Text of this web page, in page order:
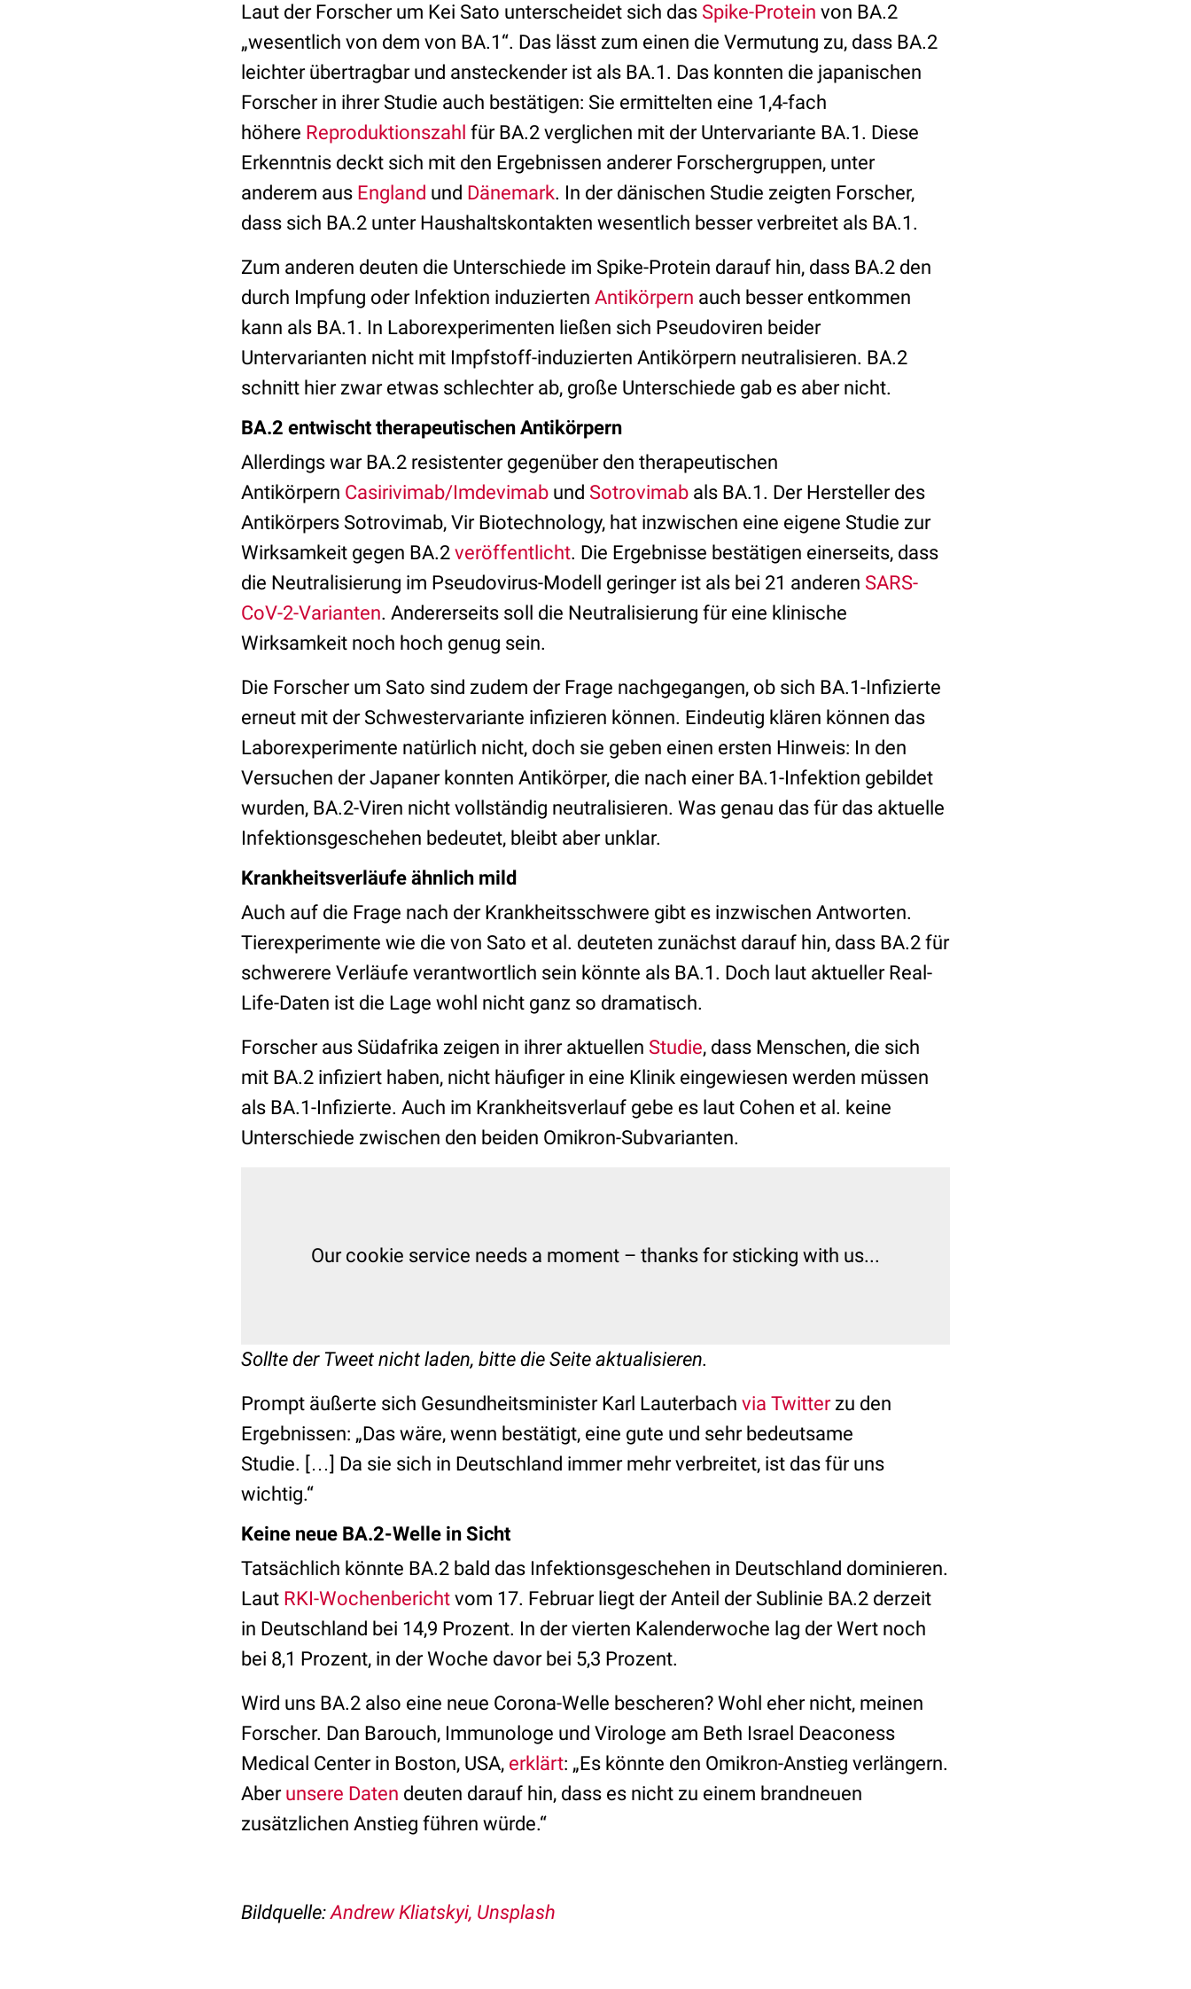
Laut der Forscher um Kei Sato unterscheidet sich das Spike-Protein von BA.2
„wesentlich von dem von BA.1 “. Das lässt zum einen die Vermutung zu, dass BA.2
leichter übertragbar und ansteckender ist als BA.1 . Das konnten die japanischen
Forscher in ihrer Studie auch bestätigen: Sie ermittelten eine 1,4-fach
höhere Reproduktionszahl für BA.2 verglichen mit der Untervariante BA.1. Diese
Erkenntnis deckt sich mit den Ergebnissen anderer Forschergruppen, unter
anderem aus England und Dänemark. In der dänischen Studie zeigten Forscher,
dass sich BA.2 unter Haushaltskontakten wesentlich besser verbreitet als BA.1.
Zum anderen deuten die Unterschiede im Spike-Protein darauf hin, dass BA.2 den
durch Impfung oder Infektion induzierten Antikörpern auch besser entkommen
kann als BA.1. In Laborexperimenten ließen sich Pseudoviren beider
Untervarianten nicht mit Impfstoff-induzierten Antikörpern neutralisieren. BA.2
schnitt hier zwar etwas schlechter ab, große Unterschiede gab es aber nicht.
BA.2 entwischt therapeutischen Antikörpern
Allerdings war BA.2 resistenter gegenüber den therapeutischen
Antikörpern Casirivimab/Imdevimab und Sotrovimab als BA.1. Der Hersteller des
Antikörpers Sotrovimab, Vir Biotechnology, hat inzwischen eine eigene Studie zur
Wirksamkeit gegen BA.2 veröffentlicht. Die Ergebnisse bestätigen einerseits, dass
die Neutralisierung im Pseudovirus-Modell geringer ist als bei 21 anderen SARS-
CoV-2-Varianten. Andererseits soll die Neutralisierung für eine klinische
Wirksamkeit noch hoch genug sein.
Die Forscher um Sato sind zudem der Frage nachgegangen, ob sich BA.1-Infizierte
erneut mit der Schwestervariante infizieren können. Eindeutig klären können das
Laborexperimente natürlich nicht, doch sie geben einen ersten Hinweis: In den
Versuchen der Japaner konnten Antikörper, die nach einer BA.1-Infektion gebildet
wurden, BA.2-Viren nicht vollständig neutralisieren. Was genau das für das aktuelle
Infektionsgeschehen bedeutet, bleibt aber unklar.
Krankheitsverläufe ähnlich mild
Auch auf die Frage nach der Krankheitsschwere gibt es inzwischen Antworten.
Tierexperimente wie die von Sato et al. deuteten zunächst darauf hin, dass BA.2 für
schwerere Verläufe verantwortlich sein könnte als BA.1. Doch laut aktueller Real-
Life-Daten ist die Lage wohl nicht ganz so dramatisch.
Forscher aus Südafrika zeigen in ihrer aktuellen Studie, dass Menschen, die sich
mit BA.2 infiziert haben, nicht häufiger in eine Klinik eingewiesen werden müssen
als BA.1-Infizierte. Auch im Krankheitsverlauf gebe es laut Cohen et al. keine
Unterschiede zwischen den beiden Omikron-Subvarianten.
Our cookie service needs a moment – thanks for sticking with us...
Sollte der Tweet nicht laden, bitte die Seite aktualisieren.
Prompt äußerte sich Gesundheitsminister Karl Lauterbach via Twitterzu den
Ergebnissen: „Das wäre, wenn bestätigt, eine gute und sehr bedeutsame
Studie. […] Da sie sich in Deutschland immer mehr verbreitet, ist das für uns
wichtig.“
Keine neue BA.2-Welle in Sicht
Tatsächlich könnte BA.2 bald das Infektionsgeschehen in Deutschland dominieren.
Laut RKI-Wochenbericht vom 17. Februar liegt der Anteil der Sublinie BA.2 derzeit
in Deutschland bei 14,9 Prozent. In der vierten Kalenderwoche lag der Wert noch
bei 8,1 Prozent, in der Woche davor bei 5,3 Prozent.
Wird uns BA.2 also eine neue Corona-Welle bescheren? Wohl eher nicht, meinen
Forscher. Dan Barouch, Immunologe und Virologe am Beth Israel Deaconess
Medical Center in Boston, USA, erklärt: „Es könnte den Omikron-Anstieg verlängern.
Aber unsere Daten deuten darauf hin, dass es nicht zu einem brandneuen
zusätzlichen Anstieg führen würde.“
Bildquelle:Andrew Kliatskyi, Unsplash